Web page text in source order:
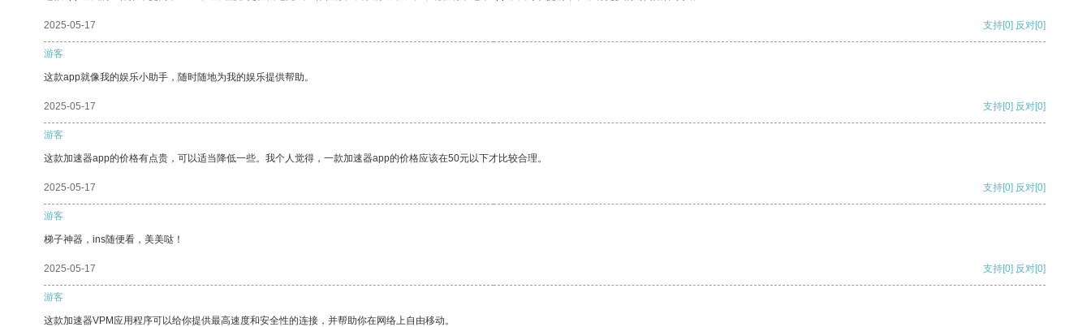
2025-05-17 支持[0] 反对[0]
游客
这款app就像我的娱乐小助手，随时随地为我的娱乐提供帮助。
2025-05-17 支持[0] 反对[0]
游客
这款加速器app的价格有点贵，可以适当降低一些。我个人觉得，一款加速器app的价格应该在50元以下才比较合理。
2025-05-17 支持[0] 反对[0]
游客
梯子神器，ins随便看，美美哒！
2025-05-17 支持[0] 反对[0]
游客
这款加速器VPM应用程序可以给你提供最高速度和安全性的连接，并帮助你在网络上自由移动。